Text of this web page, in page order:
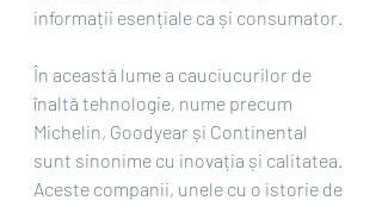
informații esențiale ca și consumator.
În această lume a cauciucurilor de
înaltă tehnologie, nume precum
Michelin, Goodyear și Continental
sunt sinonime cu inovația și calitatea.
Aceste companii, unele cu o istorie de